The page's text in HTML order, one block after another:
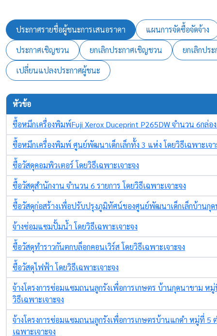
ประกาศรายชื่อผู้ชนะการเสนอราคา
แผนการจัดซื้อจัดจ้าง
ประกาศเชิญชวน
ยกเลิกประกาศเชิญชวน
ยกเลิกปร
เปลี่ยนแปลงประกาศผู้ชนะ
หัวข้อ
ซื้อหมึกเครื่องพิมพ์Fuji Xerox Duceprint P265DW จำนวน 6กล่อง
ซื้อหมึกเครื่องพิมพ์ ศูนย์พัฒนาเด็กเล็กทั้ง 3 แห่ง โดยวิธีเฉพาะเจา
ซื้อวัสดุคอมพิวเตอร์ โดยวิธีเฉพาะเจาะจง
ซื้อวัสดุสำนักงาน จำนวน 6 รายการ โดยวิธีเฉพาะเจาะจง
ซื้อวัสดุก่อสร้างเพื่อปรับปรุงภูมิทัศน์ของศูนย์พัฒนาเด็กเล็กบ้านกุด
จ้างซ่อมแซมปั้มน้ำ โดยวิธีเฉพาะเจาะจง
ซื้อวัสดุทำราวกันตกบล็อกคอนเวิร์ส โดยวิธีเฉพาะเจาะจง
ซื้อวัสดุไฟฟ้า โดยวิธีเฉพาะเจาะจง
จ้างโครงการซ่อมแซมถนนลูกรังเพื่อการเกษตร บ้านกุดนาขาม ห
วิธีเฉพาะเจาะจง
จ้างโครงการซ่อมแซมถนนลูกรังเพื่อการเกษตรบ้านแกดำ หมู่ที่ 5
เฉพาะเจาะจง